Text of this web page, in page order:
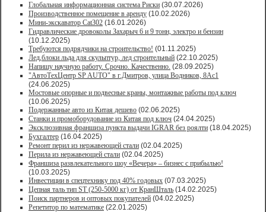
Глобальная информационная система Риски (30.07.2026)
Производственное помещение в аренду (10.02.2026)
Мини-экскаватор Cat302 (16.01.2026)
Гидравлические дровоколы Захарыч 6 и 9 тонн, электро и бензин
(10.12.2025)
Требуются подрядчики на строительство! (01.11.2025)
Лед,блоки льда для скульптур, лед строительный (22.10.2025)
Напишу научную работу. Срочно. Качественно. (28.09.2025)
"АвтоТехЦентр SP AUTO" в г.Дмитров, улица Водников, 8Ас1
(24.06.2025)
Мостовые опорные и подвесные краны, монтажные работы под ключ
(10.06.2025)
Подержанные авто из Китая дешево (02.06.2025)
Станки и промоборудование из Китая под ключ (24.04.2025)
Эксклюзивная франшиза пункта выдачи IGRAR без роялти (18.04.2025)
Бухгалтер (16.04.2025)
Ремонт перил из нержавеющей стали (02.04.2025)
Перила из нержавеющей стали (02.04.2025)
Франшиза развлекательного шоу «Вечера» – бизнес с прибылью!
(10.03.2025)
Инвестиции в спецтехнику под 40% годовых (07.03.2025)
Цепная таль тип ST (250-5000 кг) от КранШталь (14.02.2025)
Поиск партнеров и оптовых покупателей (04.02.2025)
Репетитор по математике (22.01.2025)